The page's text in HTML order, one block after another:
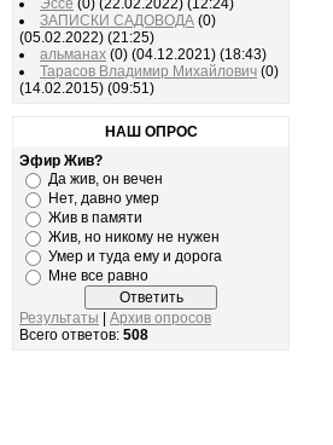
Эссе (0) (22.02.2022) (12:24)
ЗАПИСКИ САДОВОДА (0)
(05.02.2022) (21:25)
альманах (0) (04.12.2021) (18:43)
Тарасов Владимир Михайлович (0)
(14.02.2015) (09:51)
НАШ ОПРОС
Эфир Жив?
Да жив, он вечен
Нет, давно умер
Жив в памяти
Жив, но никому не нужен
Умер и туда ему и дорога
Мне все равно
Результаты
Архив опросов
Всего ответов: 508